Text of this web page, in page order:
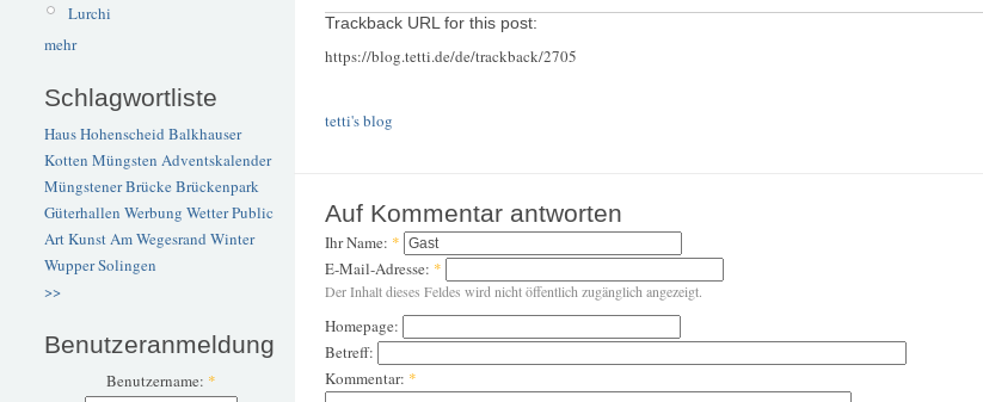
Lurchi
mehr
Schlagwortliste
Haus Hohenscheid Balkhauser
Kotten Müngsten Adventskalender
Müngstener BrückeBrückenpark
Güterhallen Werbung WetterPublic
ArtKunstAm Wegesrand Winter
WupperSolingen
>>
Benutzeranmeldung
Benutzername: *
Trackback URL for this post:
https://blog.tetti.de/de/trackback/2705
tetti's blog
Auf Kommentar antworten
Ihr Name: *
E-Mail-Adresse: *
Der Inhalt dieses Feldes wird nicht öffentlich zugänglich angezeigt.
Homepage:
Betreff:
Kommentar: *